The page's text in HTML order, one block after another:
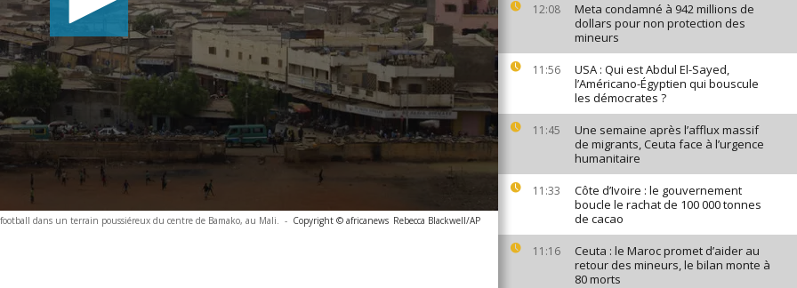
12:08
Meta condamné à 942 millions de
dollars pour non protection des
mineurs
11:56
USA : Qui est Abdul El-Sayed,
l’Américano-Égyptien qui bouscule
les démocrates ?
11:45
Une semaine après l’afflux massif
de migrants, Ceuta face à l’urgence
humanitaire
11:33
Côte d’Ivoire : le gouvernement
boucle le rachat de 100 000 tonnes
de cacao
11:16
Ceuta : le Maroc promet d’aider au
retour des mineurs, le bilan monte à
80 morts
dans un terrain poussiéreux du centre de Bamako, au Mali. - Copyright © africanews Rebecca Blackwell/AP